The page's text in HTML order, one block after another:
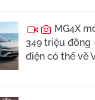
MG4X
349 triệu đồng
điện có thể về